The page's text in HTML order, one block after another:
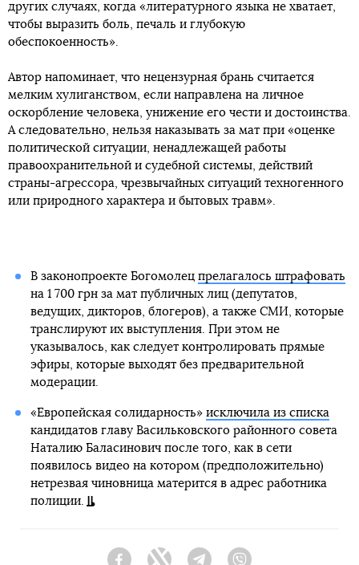
других случаях, когда «литературного языка не хватает,
чтобы выразить боль, печаль и глубокую
обеспокоенность».
Автор напоминает, что нецензурная брань считается
мелким хулиганством, если направлена на личное
оскорбление человека, унижение его чести и достоинства.
А следовательно, нельзя наказывать за мат при «оценке
политической ситуации, ненадлежащей работы
правоохранительной и судебной системы, действий
страны-агрессора, чрезвычайных ситуаций техногенного
или природного характера и бытовых травм».
В законопроекте Богомолец прелагалось штрафовать
на 1 700 грн за мат публичных лиц (депутатов,
ведущих, дикторов, блогеров), а также СМИ, которые
транслируют их выступления. При этом не
указывалось, как следует контролировать прямые
эфиры, которые выходят без предварительной
модерации.
«Европейская солидарность» исключила из списка
кандидатов главу Васильковского районного совета
Наталию Баласинович после того, как в сети
появилось видео на котором (предположительно)
нетрезвая чиновница матерится в адрес работника
полиции.